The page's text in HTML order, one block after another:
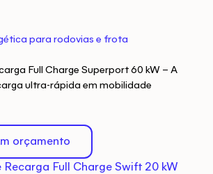
para rodovias e frota
Full Charge Superport 60 kW – A
ultra-rápida em mobilidade
orçamento